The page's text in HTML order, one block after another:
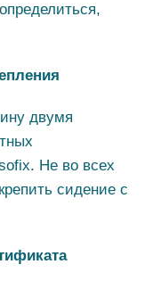
двумя
Не во всех
сидение с